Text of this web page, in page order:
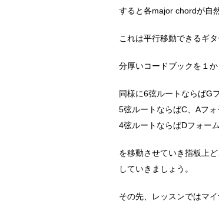
すると各major chordが自
これは平行移動できるギ
分厚いコードブックを１
同様に6弦ルートならばG
5弦ルートならばC、Aフォ
4弦ルートならばDフォーム
を移動させていき指板上
していきましょう。
その先、レッスンではマ